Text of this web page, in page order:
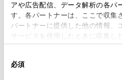
アや広告配信、データ解析の各パ
す。各パートナーは、ここで収集
パートナーに提供した他の情報、
サービスを使用したときに収集し
使用することがあります。当ウェ
必須
必須 丁目番地